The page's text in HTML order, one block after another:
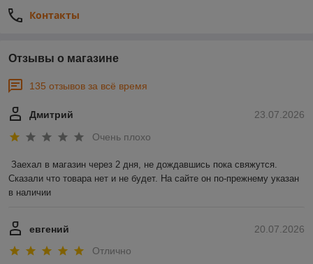
Контакты
Отзывы о магазине
135 отзывов за всё время
23.07.2026
Дмитрий
Очень плохо
Заехал в магазин через 2 дня, не дождавшись пока свяжутся.
Сказали что товара нет и не будет. На сайте он по-прежнему указан
в наличии
20.07.2026
евгений
Отлично